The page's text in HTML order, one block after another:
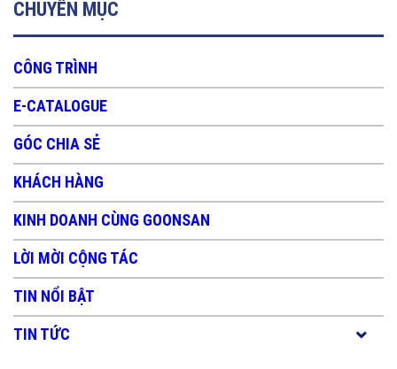
CHUYÊN MỤC
CÔNG TRÌNH
E-CATALOGUE
GÓC CHIA SẺ
KHÁCH HÀNG
KINH DOANH CÙNG GOONSAN
LỜI MỜI CỘNG TÁC
TIN NỔI BẬT
TIN TỨC